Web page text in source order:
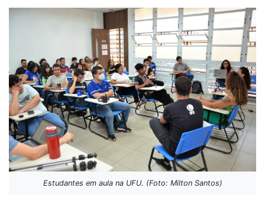
Estudantes em aula na UFU. (Foto: Milton Santos)